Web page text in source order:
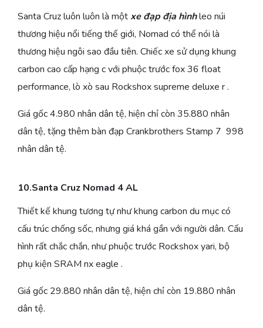
Santa Cruz luôn luôn là một xe đạp địa hìnhleo núi
thương hiệu nổi tiếng thế giới, Nomad có thể nói là
thương hiệu ngôi sao đầu tiên. Chiếc xe sử dụng khung
carbon cao cấp hạng c với phuộc trước fox 36 float
performance, lò xò sau Rockshox supreme deluxe r .
Giá gốc 4.980 nhân dân tệ, hiện chỉ còn 35.880 nhân
dân tệ, tặng thêm bàn đạp Crankbrothers Stamp 7 998
nhân dân tệ.
10.Santa Cruz Nomad 4 AL
Thiết kế khung tương tự như khung carbon du mục có
cấu trúc chống sốc, nhưng giá khá gần với người dân. Cấu
hình rất chắc chắn, như phuộc trước Rockshox yari, bộ
phụ kiện SRAM nx eagle .
Giá gốc 29.880 nhân dân tệ, hiện chỉ còn 19.880 nhân
dân tệ.